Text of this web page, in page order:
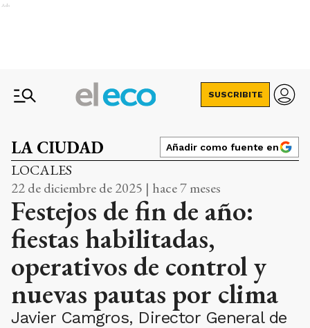
Ads
SUSCRIBITE
LA CIUDAD Añadir como fuente en
LOCALES
22 de diciembre de 2025 | hace 7 meses
Festejos de fin de año:
fiestas habilitadas,
operativos de control y
nuevas pautas por clima
Javier Camgros, Director General de